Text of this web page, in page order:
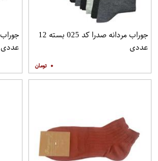
جوراب مردانه صدرا کد 025 بسته 12
عددی
۰
عددی